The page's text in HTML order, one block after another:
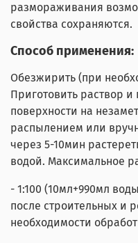
размораживания
свойства сохраняются.
Способ применения:
Обезжирить (при
Приготовить раствор и
поверхности на
распылением или
через 5-10мин
водой. Максимальное
- 1:100 (10мл+990мл
после строительных и
необходимости